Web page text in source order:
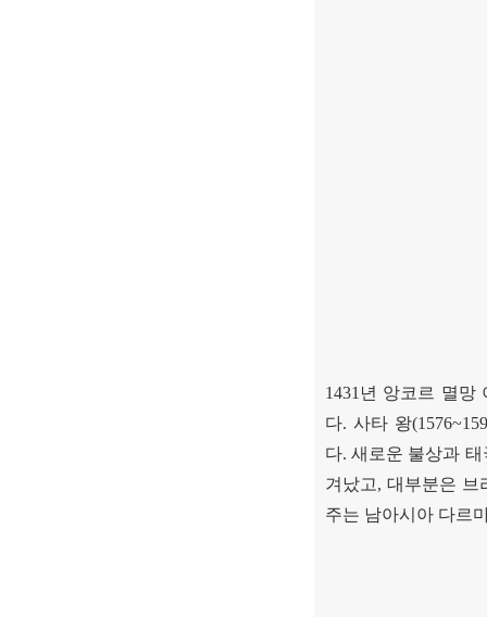
1431 년 앙코르 멸망
다.사타 왕
다.새로운 불상과
겨났고,대부분은 브
주는 남아시아 다르